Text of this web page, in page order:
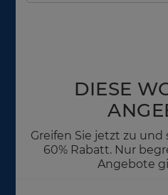
DIESE
Greifen Sie jetzt zu und
60% Rabatt. Nur
Angebote